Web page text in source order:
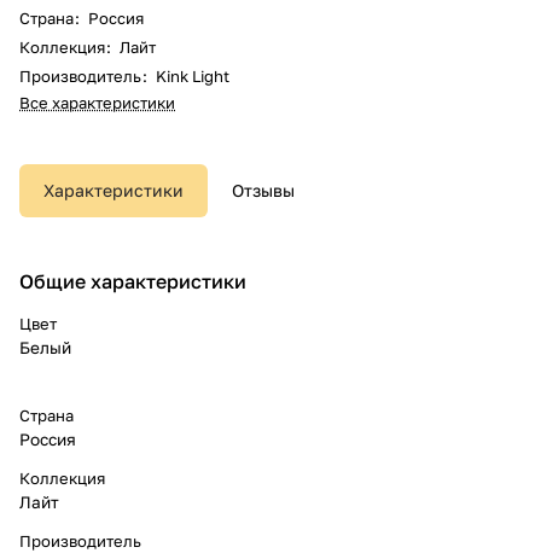
Страна: Россия
Коллекция: Лайт
Производитель: Kink Light
Все характеристики
Характеристики Отзывы
Общие характеристики
Цвет
Белый
Страна
Россия
Коллекция
Лайт
Производитель